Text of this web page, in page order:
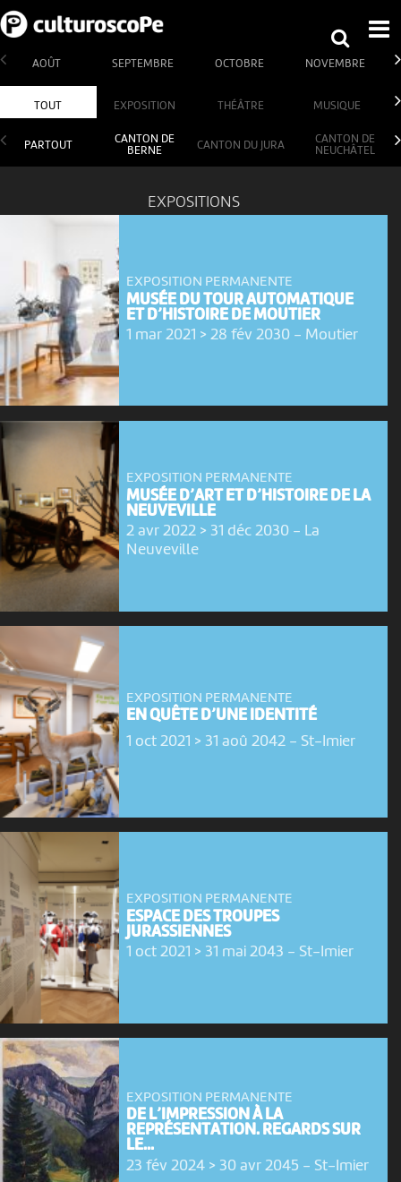
AOÛT SEPTEMBRE OCTOBRE NOVEMBRE
TOUT EXPOSITION THÉÂTRE MUSIQUE
PARTOUT
CANTON DE
BERNE
CANTON DU JURA
CANTON DE
NEUCHÂTEL
EXPOSITIONS
EXPOSITION PERMANENTE
MUSÉE DU TOUR AUTOMATIQUE
ET D’HISTOIRE DE MOUTIER
1 mar 2021 > 28 fév 2030- Moutier
EXPOSITION PERMANENTE
MUSÉE D’ART ET D’HISTOIRE DE LA
NEUVEVILLE
2 avr 2022 > 31 déc 2030- La
Neuveville
EXPOSITION PERMANENTE
EN QUÊTE D’UNE IDENTITÉ
1 oct 2021 > 31 aoû 2042- St-Imier
EXPOSITION PERMANENTE
ESPACE DES TROUPES
JURASSIENNES
1 oct 2021 > 31 mai 2043 - St-Imier
EXPOSITION PERMANENTE
DE L’IMPRESSION À LA
REPRÉSENTATION. REGARDS SUR
LE...
23 fév 2024 > 30 avr 2045 - St-Imier